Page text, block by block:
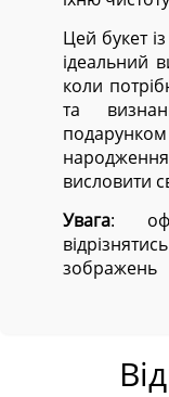
Цей букет
ідеальний
коли
та
висловити
Увага:
зображень